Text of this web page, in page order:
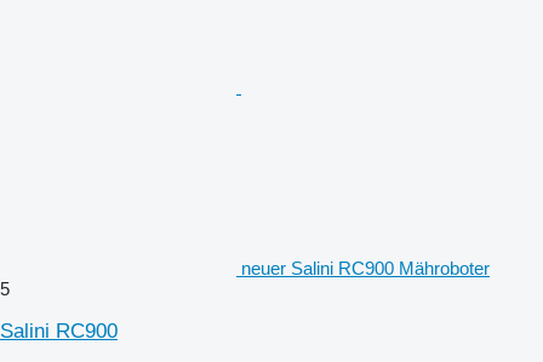
neuer Salini RC900 Mähroboter
5
Salini RC900